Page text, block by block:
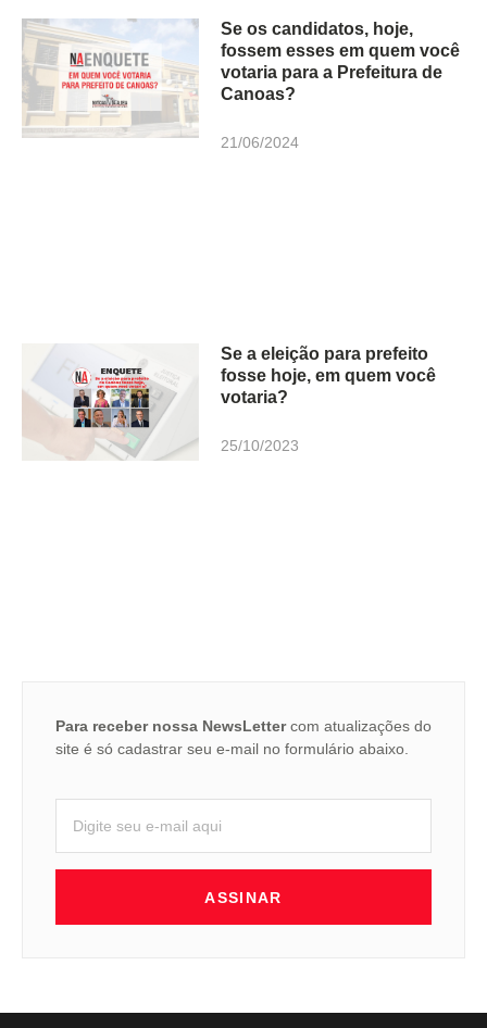
Se os candidatos, hoje,
fossem esses em quem você
votaria para a Prefeitura de
Canoas?
21/06/2024
Se a eleição para prefeito
fosse hoje, em quem você
votaria?
25/10/2023
Para receber nossa NewsLettercom atualizações do
site é só cadastrar seu e-mail no formulário abaixo.
ASSINAR